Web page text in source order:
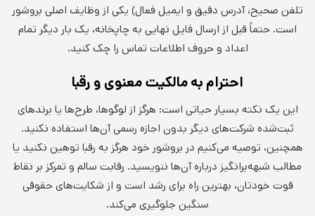
تلفن صحیح، آدرس دقیق و ایمیل فعال) یکی از وظایف اصلی بروشور
است. حتماً قبل از ارسال فایل نهایی به چاپخانه، یک بار دیگر تمام
اعداد و حروف اطلاعات تماس را چک کنید.
احترام به مالکیت معنوی و رقبا
این یک نکته بسیار حیاتی است: هرگز از لوگوها، طرح‌ها یا برندهای
ثبت‌شده شرکت‌های دیگر بدون اجازه رسمی آن‌ها استفاده نکنید.
همچنین، توصیه می‌کنیم در بروشور خود هرگز به رقبا توهین نکنید یا
مطالب شبهه‌برانگیز درباره آن‌ها ننویسید. رقابت سالم و تمرکز بر نقاط
قوت خودتان، بهترین راه برای رشد است و از شکایت‌های حقوقی
سنگین جلوگیری می‌کند.